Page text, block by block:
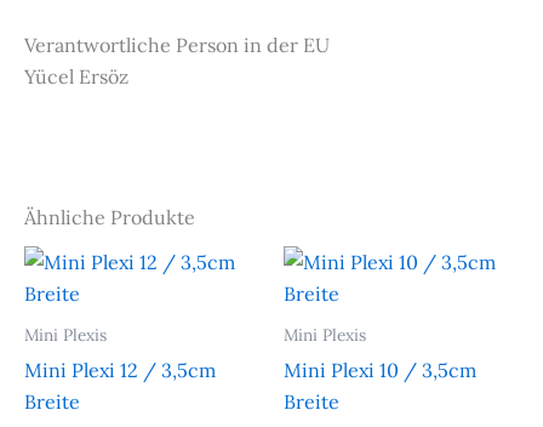
Verantwortliche Person in der EU
Yücel Ersöz
Ähnliche Produkte
Mini Plexis
Mini Plexi 12 / 3,5cm
Breite
Mini Plexis
Mini Plexi 10 / 3,5cm
Breite